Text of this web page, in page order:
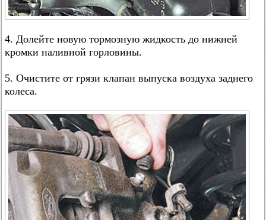
4. Долейте новую тормозную жидкость до нижней
кромки наливной горловины.
5. Очистите от грязи клапан выпуска воздуха заднего
колеса.